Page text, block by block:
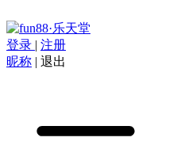
登录 | 注册
昵称 | 退出